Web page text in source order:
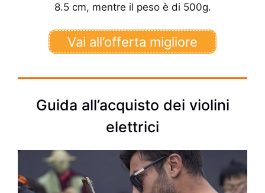
8.5 cm, mentre il peso è di 500g.
Vai all’offerta migliore
Guida all’acquisto dei violini
elettrici